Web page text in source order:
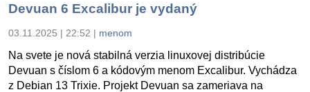
Devuan 6 Excalibur je vydaný
03.11.2025 | 22:52 | menom
Na svete je nová stabilná verzia linuxovej distribúcie
Devuan s číslom 6 a kódovým menom Excalibur. Vychádza
z Debian 13 Trixie. Projekt Devuan sa zameriava na